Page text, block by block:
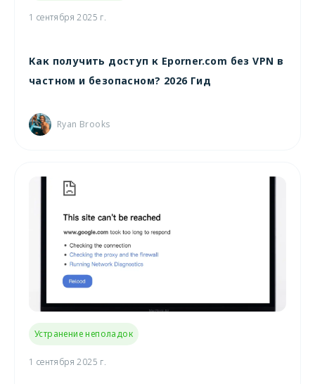
1 сентября 2025 г.
Как получить доступ к Eporner.com без VPN в
частном и безопасном? 2026 Гид
Ryan Brooks
Устранение неполадок
1 сентября 2025 г.